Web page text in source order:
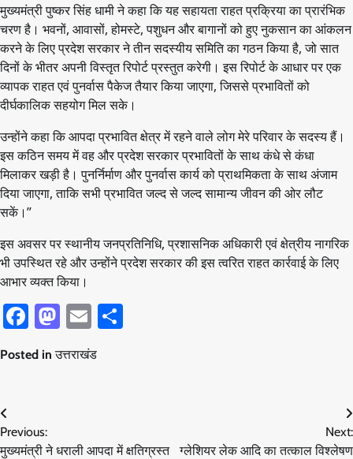
मुख्यमंत्री पुष्कर सिंह धामी ने कहा कि यह सहायता राहत प्रक्रिया का प्रारंभिक
चरण है। भवनों, आवासों, होमस्टे, पशुधन और बागानों को हुए नुकसान का आंकलन
करने के लिए प्रदेश सरकार ने तीन सदस्यीय समिति का गठन किया है, जो सात
दिनों के भीतर अपनी विस्तृत रिपोर्ट प्रस्तुत करेगी। इस रिपोर्ट के आधार पर एक
व्यापक राहत एवं पुनर्वास पैकेज तैयार किया जाएगा, जिससे प्रभावितों को
दीर्घकालिक सहयोग मिल सके।
उन्होंने कहा कि आपदा प्रभावित क्षेत्र में रहने वाले लोग मेरे परिवार के सदस्य हैं।
इस कठिन समय में वह और प्रदेश सरकार प्रभावितों के साथ कंधे से कंधा
मिलाकर खड़ी है। पुनर्निर्माण और पुनर्वास कार्य को प्राथमिकता के साथ अंजाम
दिया जाएगा, ताकि सभी प्रभावित जल्द से जल्द सामान्य जीवन की ओर लौट
सकें।”
इस अवसर पर स्थानीय जनप्रतिनिधि, प्रशासनिक अधिकारी एवं क्षेत्रीय नागरिक
भी उपस्थित रहे और उन्होंने प्रदेश सरकार की इस त्वरित राहत कार्रवाई के लिए
आभार व्यक्त किया।
Facebook
Mastodon
Email
Posted inउत्तराखंड
Post
navigation
Previous:
मुख्यमंत्री ने धराली आपदा में क्षतिग्रस्त
Next:
ग्लेशियर लेक आदि का तत्काल विश्लेषण